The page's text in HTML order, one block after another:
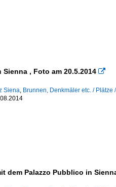
Sienna , Foto am 20.5.2014 
Siena, Brunnen, Denkmäler etc. / Plätze
dem Palazzo Pubblico in